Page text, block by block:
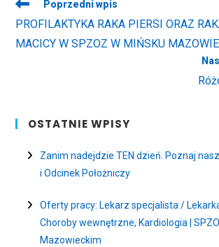
Read
more
articles
Poprzedni wpis
PROFILAKTYKA RAKA PIERSI ORAZ
MACICY W SPZOZ W MIŃSKU
OSTATNIE WPISY
Zanim nadejdzie TEN dzień. Poznaj
i Odcinek Położniczy
Oferty pracy: Lekarz specjalista /
Choroby wewnętrzne, Kardiologia |
Mazowieckim